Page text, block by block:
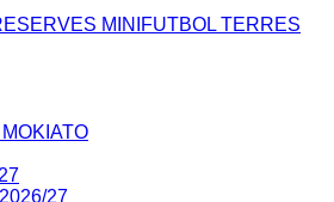
MINIFUTBOL TERRES
27